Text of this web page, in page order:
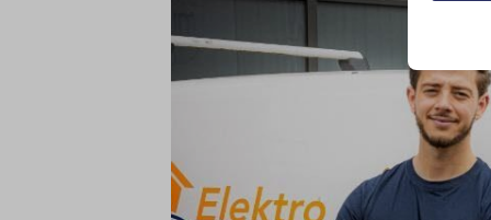
_ga
_ga_*